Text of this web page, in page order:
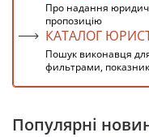
Про надання
пропозицію
КАТАЛОГ
Пошук виконавця
фильтрами,
Популярні